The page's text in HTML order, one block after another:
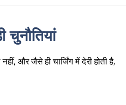
और जैसे ही चार्जिंग में देरी होती है,